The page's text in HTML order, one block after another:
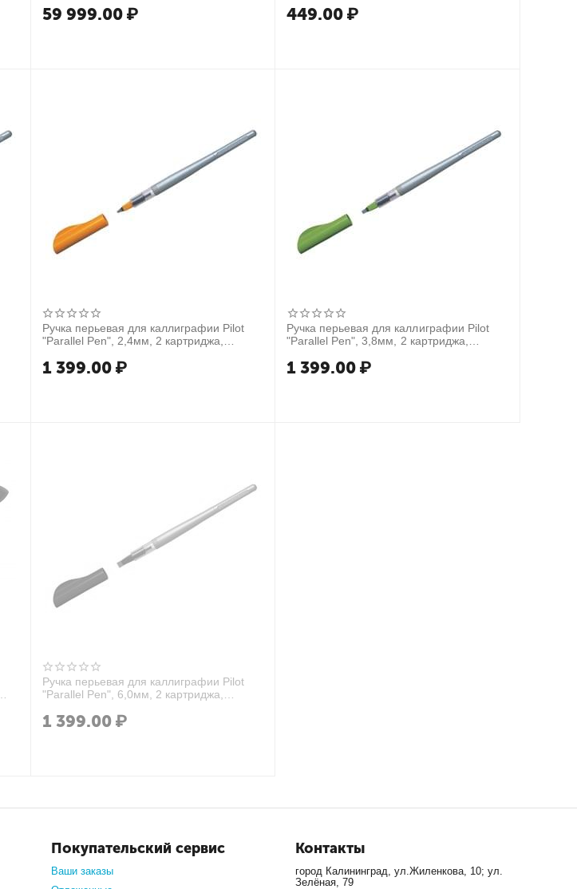
59 999.00 ₽ 449.00 ₽
Ручка перьевая для каллиграфии Pilot
"Parallel Pen", 2,4мм, 2 картриджа,
1 399.00 ₽
Ручка перьевая для каллиграфии Pilot
"Parallel Pen", 3,8мм, 2 картриджа,
1 399.00 ₽
Ручка перьевая для каллиграфии Pilot
"Parallel Pen", 6,0мм, 2 картриджа,
1 399.00 ₽
Покупательский сервис
Ваши заказы
Контакты
город Калининград, ул.Жиленкова, 10; ул.
Зелёная, 79